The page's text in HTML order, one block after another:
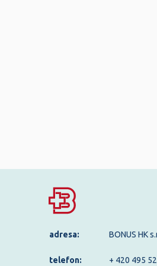
adresa: BONUS HK
telefon: + 420 495